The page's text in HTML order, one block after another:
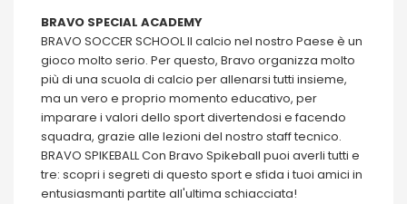
BRAVO SPECIAL ACADEMY
BRAVO SOCCER SCHOOL Il calcio nel nostro Paese è un
gioco molto serio. Per questo, Bravo organizza molto
più di una scuola di calcio per allenarsi tutti insieme,
ma un vero e proprio momento educativo, per
imparare i valori dello sport divertendosi e facendo
squadra, grazie alle lezioni del nostro staff tecnico.
BRAVO SPIKEBALL Con Bravo Spikeball puoi averli tutti e
tre: scopri i segreti di questo sport e sfida i tuoi amici in
entusiasmanti partite all'ultima schiacciata!